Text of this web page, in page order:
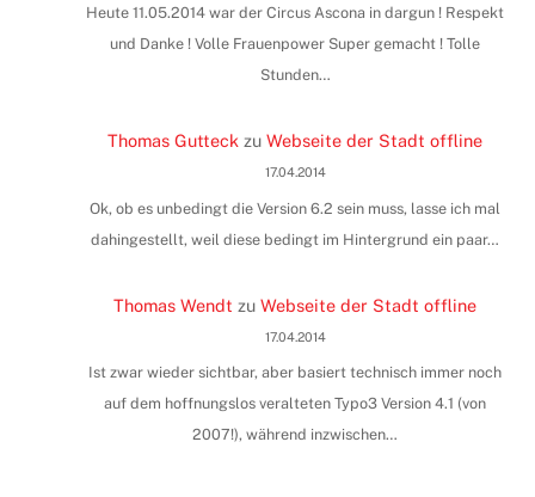
Heute 11.05.2014 war der Circus Ascona in dargun ! Respekt
und Danke ! Volle Frauenpower Super gemacht ! Tolle
Stunden…
Thomas Gutteck zuWebseite der Stadt offline
17.04.2014
Ok, ob es unbedingt die Version 6.2 sein muss, lasse ich mal
dahingestellt, weil diese bedingt im Hintergrund ein paar…
Thomas Wendt zuWebseite der Stadt offline
17.04.2014
Ist zwar wieder sichtbar, aber basiert technisch immer noch
auf dem hoffnungslos veralteten Typo3 Version 4.1 (von
2007!), während inzwischen…